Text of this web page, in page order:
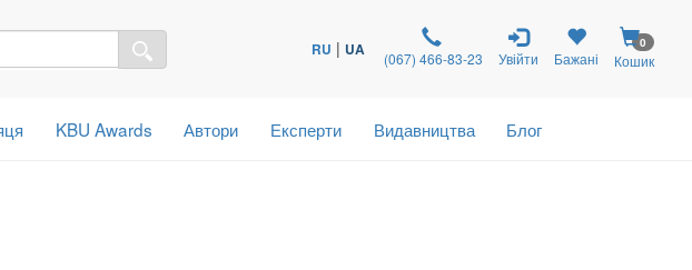
RU | UA (067) 466-83-23 Увійти Бажані
0
Кошик
KBU Awards Автори Експерти Видавництва Блог